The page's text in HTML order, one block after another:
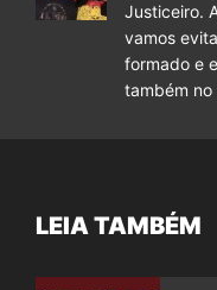
Justiceiro.
vamos
formado e
também no
LEIA TAMBÉM